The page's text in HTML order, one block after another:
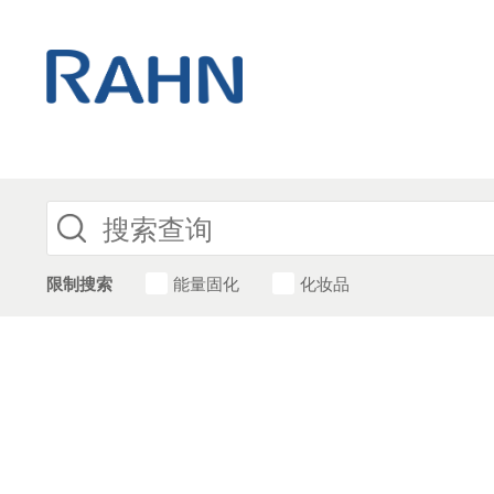
限制搜索 能量固化 化妆品